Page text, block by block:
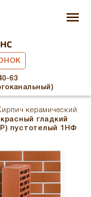
63
керамический
гладкий
пустотелый 1НФ